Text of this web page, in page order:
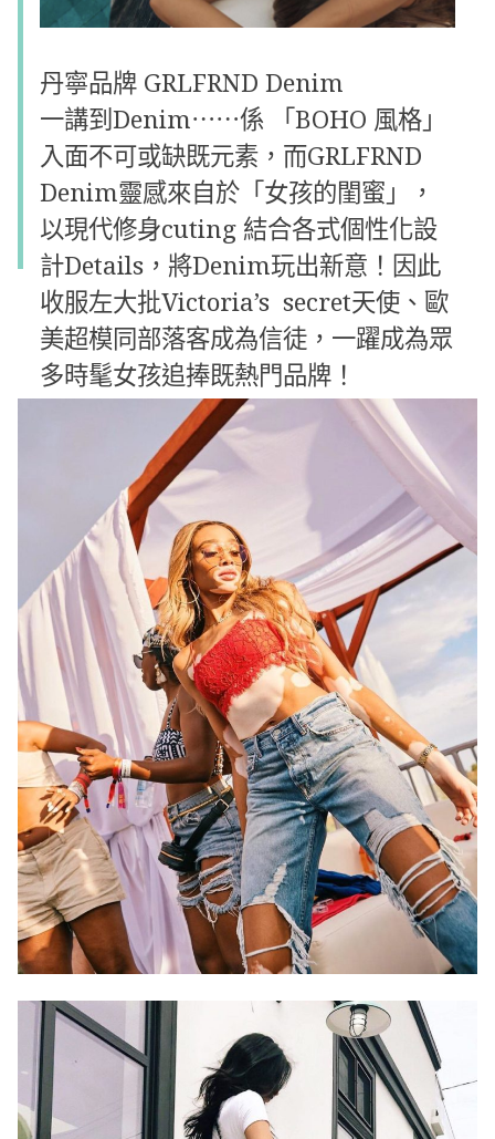
丹寧品牌 GRLFRND Denim
一講到Denim⋯⋯係 「BOHO 風格」
入面不可或缺既元素，而GRLFRND
Denim靈感來自於「女孩的閨蜜」，
以現代修身cuting 結合各式個性化設
計Details，將Denim玩出新意！因此
收服左大批Victoria’s secret天使、歐
美超模同部落客成為信徒，一躍成為眾
多時髦女孩追捧既熱門品牌！